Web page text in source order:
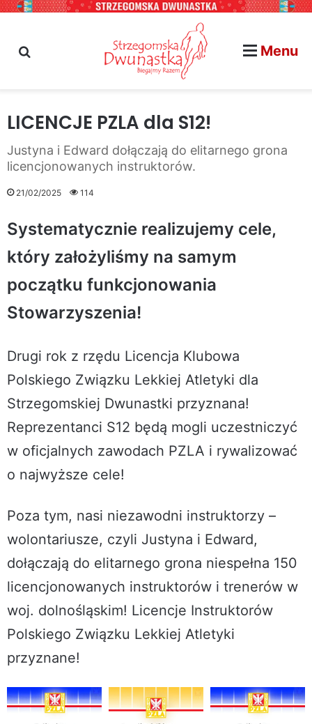
szukaj na stronie... Menu
LICENCJE PZLA dla S12!
Justyna i Edward dołączają do elitarnego grona
licencjonowanych instruktorów.
21/02/2025 114
Systematycznie realizujemy cele,
który założyliśmy na samym
początku funkcjonowania
Stowarzyszenia!
Drugi rok z rzędu Licencja Klubowa
Polskiego Związku Lekkiej Atletyki dla
Strzegomskiej Dwunastki przyznana!
Reprezentanci S12 będą mogli uczestniczyć
w oficjalnych zawodach PZLA i rywalizować
o najwyższe cele!
Poza tym, nasi niezawodni instruktorzy –
wolontariusze, czyli Justyna i Edward,
dołączają do elitarnego grona niespełna 150
licencjonowanych instruktorów i trenerów w
woj. dolnośląskim! Licencje Instruktorów
Polskiego Związku Lekkiej Atletyki
przyznane!